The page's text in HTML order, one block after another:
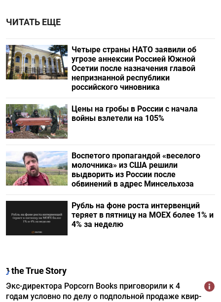
ЧИТАТЬ ЕЩЕ
Четыре страны НАТО заявили об
угрозе аннексии Россией Южной
Осетии после назначения главой
непризнанной республики
российского чиновника
Цены на гробы в России с начала
войны взлетели на 105%
Воспетого пропагандой «веселого
молочника» из США решили
выдворить из России после
обвинений в адрес Минсельхоза
Рубль на фоне роста интервенций
теряет в пятницу на МОЕХ более 1% и
4% за неделю